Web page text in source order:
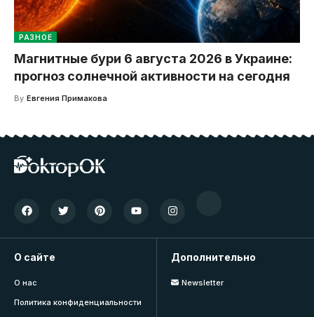
РАЗНОЕ
Магнитные бури 6 августа 2026 в Украине:
прогноз солнечной активности на сегодня
By Евгения Примакова
О сайте
О нас
Политика конфиденциальности
Дополнительно
Newsletter